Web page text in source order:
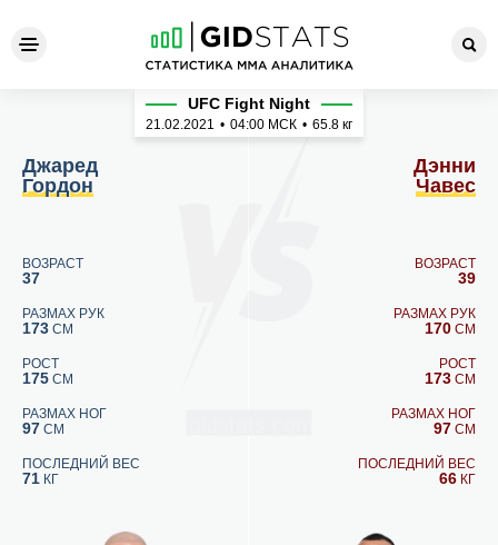
Джаред Гордон - Дэнни
Джаред
Гордон
ВОЗРАСТ
37
РАЗМАХ РУК
173 СМ
РОСТ
175 СМ
РАЗМАХ НОГ
97 СМ
ПОСЛЕДНИЙ ВЕС
71 КГ
UFC Fight Night
21.02.2021 • 04:00 МСК • 65.8 кг
Дэнни
Чавес
ВОЗРАСТ
39
РАЗМАХ РУК
170 СМ
РОСТ
173 СМ
РАЗМАХ НОГ
97 СМ
ПОСЛЕДНИЙ ВЕС
66 КГ